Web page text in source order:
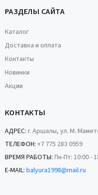
РАЗДЕЛЫ САЙТА
Каталог
Доставка и оплата
Контакты
Новинки
Акции
КОНТАКТЫ
АДРЕС: г. Аршалы, ул. М.
ТЕЛЕФОН: +7 775 283 0959
ВРЕМЯ РАБОТЫ: Пн-Пт: 10:00 -
E-MAIL: balyura1998@mail.ru